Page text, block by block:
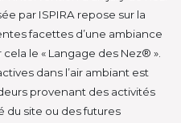
par ISPIRA repose sur la
facettes d’une ambiance
le « Langage des Nez® ».
dans l’air ambiant est
provenant des activités
du site ou des futures